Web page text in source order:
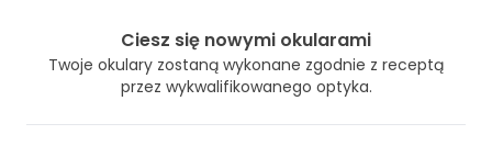
Ciesz się nowymi okularami
Twoje okulary zostaną wykonane zgodnie z receptą
przez wykwalifikowanego optyka.